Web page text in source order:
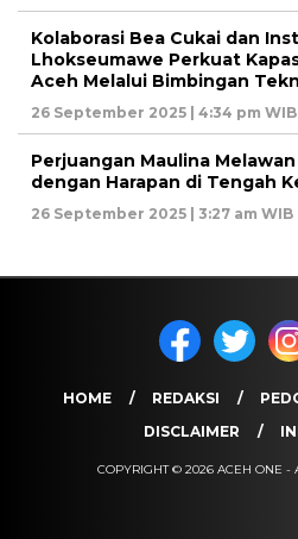
Kolaborasi Bea Cukai dan
Lhokseumawe Perkuat
Aceh Melalui Bimbingan
26 September 2025 | 4:34 pm WIB
Perjuangan Maulina
dengan Harapan di Tengah
26 September 2025 | 3:27 am WIB
HOME REDAKSI
DISCLAIMER
COPYRIGHT © 2026 ACEH ONE -